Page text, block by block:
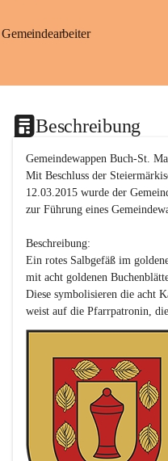
Gemeindearbeiter
Beschreibung
Gemeindewappen Buch-St.
Mit Beschluss der
12.03.2015 wurde der
zur Führung eines
Beschreibung:
Ein rotes Salbgefäß im
mit acht goldenen
Diese symbolisieren die acht